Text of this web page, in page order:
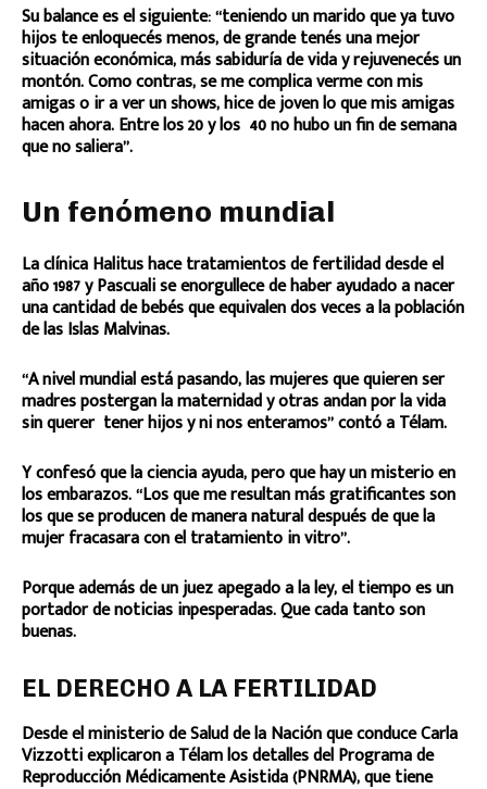
Su balance es el siguiente: “teniendo un marido que ya tuvo
hijos te enloquecés menos, de grande tenés una mejor
situación económica, más sabiduría de vida y rejuvenecés un
montón. Como contras, se me complica verme con mis
amigas o ir a ver un shows, hice de joven lo que mis amigas
hacen ahora. Entre los 20 y los 40 no hubo un fin de semana
que no saliera”.
Un fenómeno mundial
La clínica Halitus hace tratamientos de fertilidad desde el
año 1987 y Pascuali se enorgullece de haber ayudado a nacer
una cantidad de bebés que equivalen dos veces a la población
de las Islas Malvinas.
“A nivel mundial está pasando, las mujeres que quieren ser
madres postergan la maternidad y otras andan por la vida
sin querer tener hijos y ni nos enteramos” contó a Télam.
Y confesó que la ciencia ayuda, pero que hay un misterio en
los embarazos. “Los que me resultan más gratificantes son
los que se producen de manera natural después de que la
mujer fracasara con el tratamiento in vitro”.
Porque además de un juez apegado a la ley, el tiempo es un
portador de noticias inpesperadas. Que cada tanto son
buenas.
EL DERECHO A LA FERTILIDAD
Desde el ministerio de Salud de la Nación que conduce Carla
Vizzotti explicaron a Télam los detalles del Programa de
Reproducción Médicamente Asistida (PNRMA), que tiene